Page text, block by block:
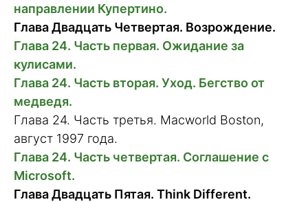
направлении Купертино.
Глава Двадцать Четвертая. Возрождение.
Глава 24. Часть первая. Ожидание за
кулисами.
Глава 24. Часть вторая. Уход. Бегство от
медведя.
Глава 24. Часть третья. Macworld Boston,
август 1997 года.
Глава 24. Часть четвертая. Соглашение с
Microsoft.
Глава Двадцать Пятая. Think Different.